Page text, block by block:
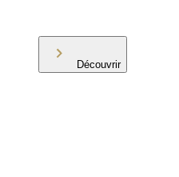
Découvrir